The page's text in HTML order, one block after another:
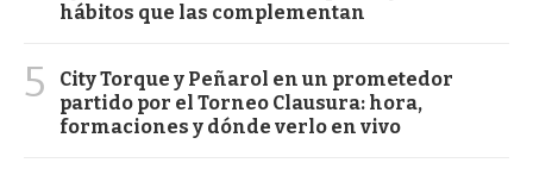
hábitos que las complementan
5
City Torque y Peñarol en un prometedor
partido por el Torneo Clausura: hora,
formaciones y dónde verlo en vivo